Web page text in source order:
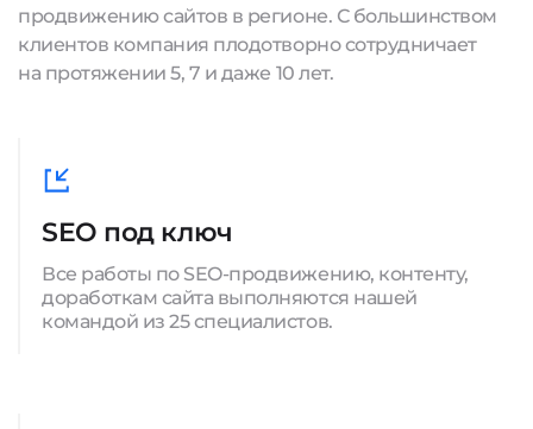
продвижению сайтов в регионе. С большинством
клиентов компания плодотворно сотрудничает
на протяжении 5, 7 и даже 10 лет.
SEO под ключ
Все работы по SEO-продвижению, контенту,
доработкам сайта выполняются нашей
командой из 25 специалистов.